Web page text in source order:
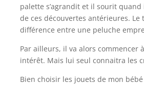
palette s’agrandit et il sourit
de ces découvertes antérieures.
différence entre une peluche
Par ailleurs, il va alors
intérêt. Mais lui seul connaitra les
Bien choisir les jouets de mon